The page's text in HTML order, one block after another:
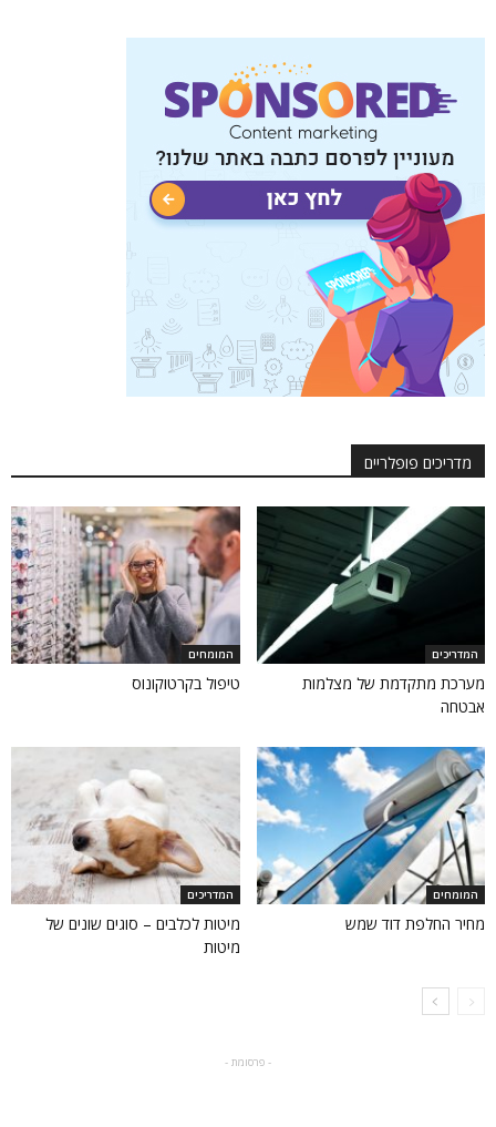
מדריכים פופלריים
המדריכים
מערכת מתקדמת של מצלמות
אבטחה
המומחים
טיפול בקרטוקונוס
המומחים
מחיר החלפת דוד שמש
המדריכים
מיטות לכלבים – סוגים שונים של
מיטות
- פרסומת -